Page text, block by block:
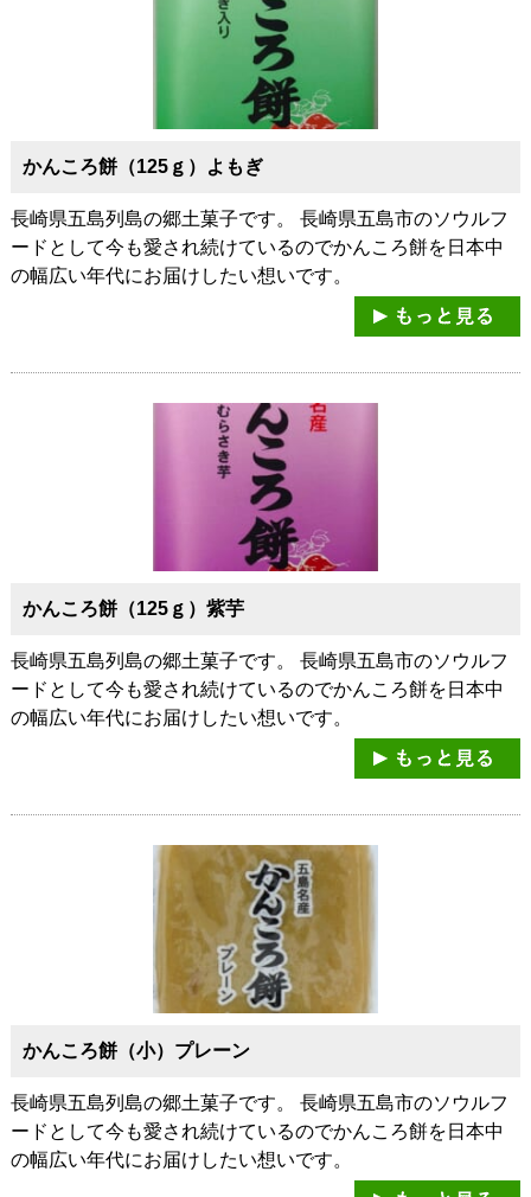
かんころ餅（125ｇ）よもぎ
長崎県五島列島の郷土菓子です。 長崎県五島市のソウルフ
ードとして今も愛され続けているのでかんころ餅を日本中
の幅広い年代にお届けしたい想いです。
かんころ餅（125ｇ）紫芋
長崎県五島列島の郷土菓子です。 長崎県五島市のソウルフ
ードとして今も愛され続けているのでかんころ餅を日本中
の幅広い年代にお届けしたい想いです。
かんころ餅（小）プレーン
長崎県五島列島の郷土菓子です。 長崎県五島市のソウルフ
ードとして今も愛され続けているのでかんころ餅を日本中
の幅広い年代にお届けしたい想いです。